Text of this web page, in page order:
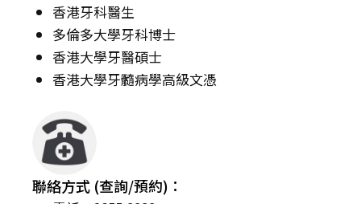
香港牙科醫生
多倫多大學牙科博士
香港大學牙醫碩士
香港大學牙髓病學高級文憑
聯絡方式 (查詢/預約)：